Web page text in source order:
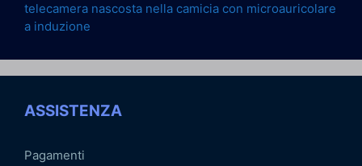
telecamera nascosta nella camicia con microauricolare
a induzione
ASSISTENZA
Pagamenti